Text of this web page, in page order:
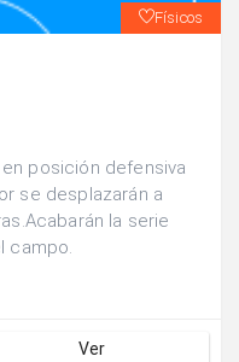
Físicos
posición defensiva
se desplazarán a
la serie
campo.
Ver